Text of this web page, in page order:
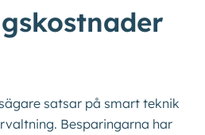
Produkter
satsar på smart teknik
Besparingarna har